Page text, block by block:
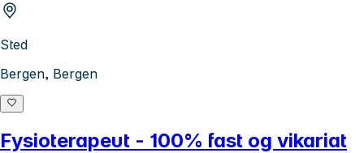
Sted
Bergen, Bergen
Fysioterapeut - 100% fast og vikariat